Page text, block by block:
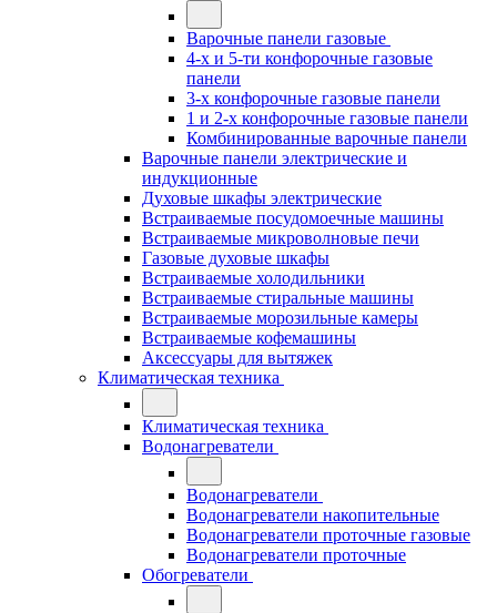
Варочные панели газовые
4-х и 5-ти конфорочные газовые
панели
3-х конфорочные газовые панели
1 и 2-х конфорочные газовые панели
Комбинированные варочные панели
Варочные панели электрические и
индукционные
Духовые шкафы электрические
Встраиваемые посудомоечные машины
Встраиваемые микроволновые печи
Газовые духовые шкафы
Встраиваемые холодильники
Встраиваемые стиральные машины
Встраиваемые морозильные камеры
Встраиваемые кофемашины
Аксессуары для вытяжек
Климатическая техника
Климатическая техника
Водонагреватели
Водонагреватели
Водонагреватели накопительные
Водонагреватели проточные газовые
Водонагреватели проточные
Обогреватели